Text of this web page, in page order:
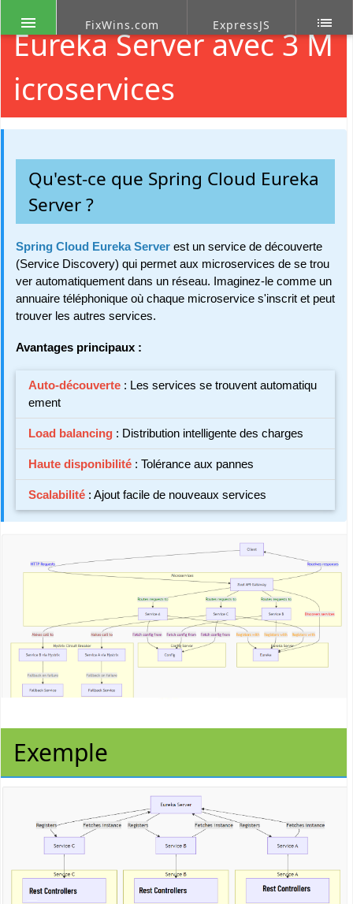
menu FixWins.com ExpressJS list
Eureka Server avec 3 M
icroservices
Qu'est-ce que Spring Cloud Eureka
Server ?
Spring Cloud Eureka Server est un service de découverte
(Service Discovery) qui permet aux microservices de se trou
ver automatiquement dans un réseau. Imaginez-le comme un
annuaire téléphonique où chaque microservice s'inscrit et peut
trouver les autres services.
Avantages principaux :
Auto-découverte : Les services se trouvent automatiqu
ement
Load balancing : Distribution intelligente des charges
Haute disponibilité : Tolérance aux pannes
Scalabilité : Ajout facile de nouveaux services
Exemple